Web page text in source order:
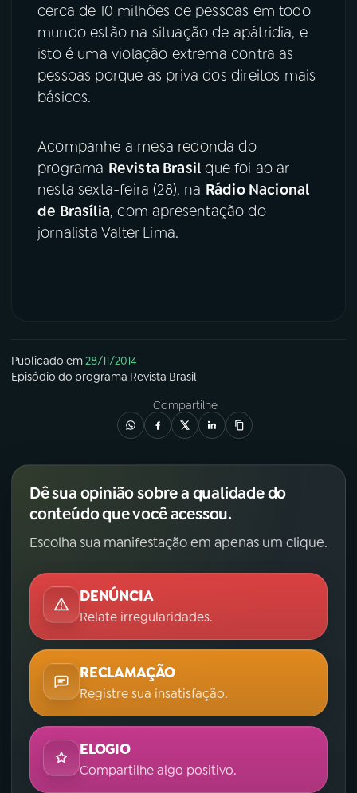
cerca de 10 milhões de pessoas em todo
mundo estão na situação de apátridia, e
isto é uma violação extrema contra as
pessoas porque as priva dos direitos mais
básicos.
Acompanhe a mesa redonda do
programa Revista Brasil que foi ao ar
nesta sexta-feira (28), na Rádio Nacional
de Brasília, com apresentação do
jornalista Valter Lima.
Publicado em28/11/2014
Episódio do programa Revista Brasil
Compartilhe
Dê sua opinião sobre a qualidade do
conteúdo que você acessou.
Escolha sua manifestação em apenas um clique.
DENÚNCIA
Relate irregularidades.
RECLAMAÇÃO
Registre sua insatisfação.
ELOGIO
Compartilhe algo positivo.